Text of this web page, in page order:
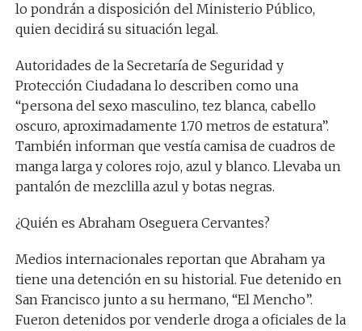
lo pondrán a disposición del Ministerio Público,
quien decidirá su situación legal.
Autoridades de la Secretaría de Seguridad y
Protección Ciudadana lo describen como una
“persona del sexo masculino, tez blanca, cabello
oscuro, aproximadamente 1.70 metros de estatura”.
También informan que vestía camisa de cuadros de
manga larga y colores rojo, azul y blanco. Llevaba un
pantalón de mezclilla azul y botas negras.
¿Quién es Abraham Oseguera Cervantes?
Medios internacionales reportan que Abraham ya
tiene una detención en su historial. Fue detenido en
San Francisco junto a su hermano, “El Mencho”.
Fueron detenidos por venderle droga a oficiales de la